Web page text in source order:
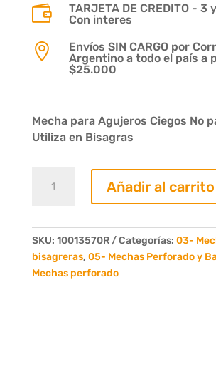

TARJETA DE CREDITO - 3
Con interes

Envíos SIN CARGO por
Argentino a todo el país a
$25.000
Mecha para Agujeros Ciegos No
Utiliza en Bisagras
Bisagrera
Largo
70mm
DER.
Añadir al carrito
SKU: 10013570R Categorías: 03-
bisagreras, 05- Mechas Perforado y
Mechas perforado